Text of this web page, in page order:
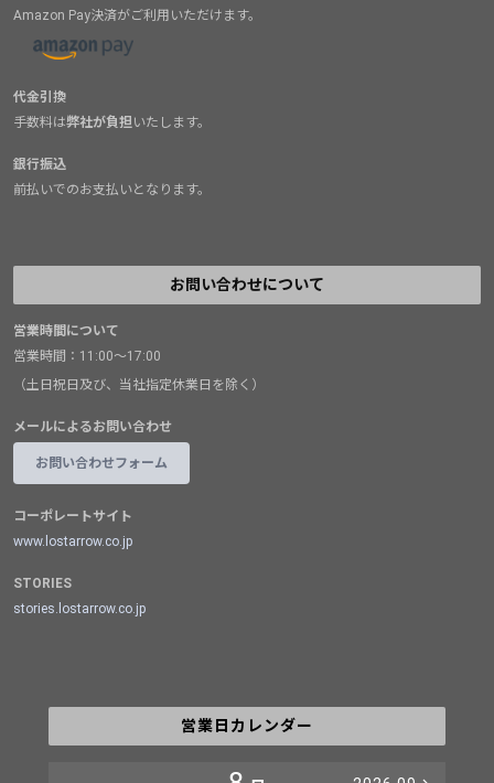
Amazon Pay決済がご利用いただけます。
代金引換
手数料は弊社が負担いたします。
銀行振込
前払いでのお支払いとなります。
お問い合わせについて
営業時間について
営業時間：11:00～17:00
（土日祝日及び、当社指定休業日を除く）
メールによるお問い合わせ
お問い合わせフォーム
コーポレートサイト
www.lostarrow.co.jp
STORIES
stories.lostarrow.co.jp
営業日カレンダー